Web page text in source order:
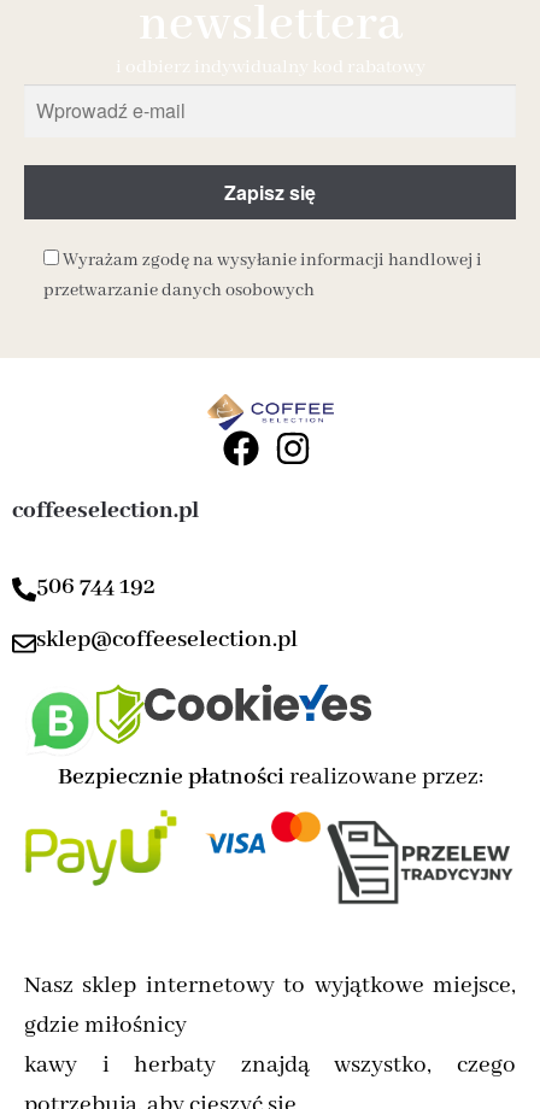
newslettera
i odbierz indywidualny kod rabatowy
Wyrażam zgodę na wysyłanie informacji handlowej i
przetwarzanie danych osobowych
coffeeselection.pl
506 744 192
sklep@coffeeselection.pl
Bezpiecznie płatnościrealizowane przez:
Nasz sklep internetowy to wyjątkowe miejsce,
gdzie miłośnicy
kawy i herbaty znajdą wszystko, czego